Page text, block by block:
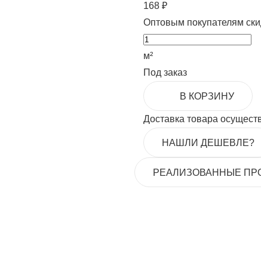
168 ₽
Оптовым покупателям
м²
Под заказ
В КОРЗИНУ
Доставка товара
НАШЛИ ДЕШЕВЛЕ?
РЕАЛИЗОВАННЫЕ